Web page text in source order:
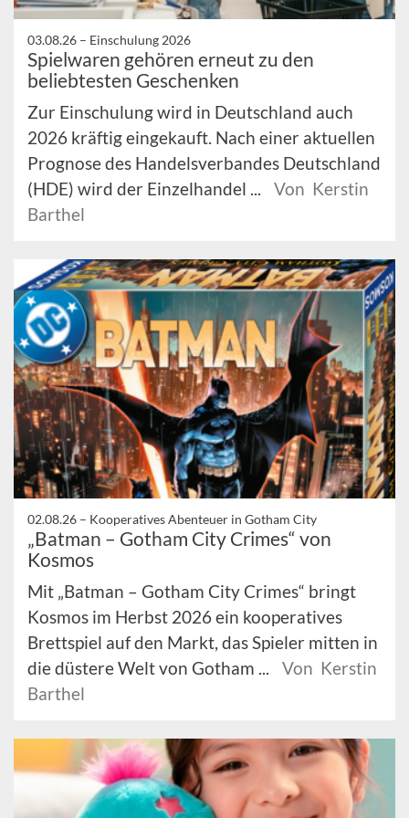
03.08.26 – Einschulung 2026
Spielwaren gehören erneut zu den
beliebtesten Geschenken
Zur Einschulung wird in Deutschland auch
2026 kräftig eingekauft. Nach einer aktuellen
Prognose des Handelsverbandes Deutschland
(HDE) wird der Einzelhandel ...
Von Kerstin
Barthel
02.08.26 – Kooperatives Abenteuer in Gotham City
„Batman – Gotham City Crimes“ von
Kosmos
Mit „Batman – Gotham City Crimes“ bringt
Kosmos im Herbst 2026 ein kooperatives
Brettspiel auf den Markt, das Spieler mitten in
die düstere Welt von Gotham ...
Von Kerstin
Barthel